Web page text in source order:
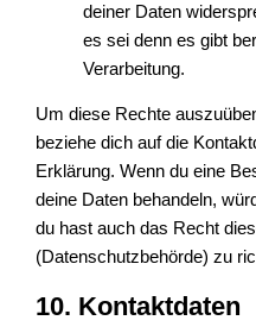
deiner Daten
es sei denn es gibt
Verarbeitung.
Um diese Rechte
beziehe dich auf die
Erklärung. Wenn du eine
deine Daten behandeln,
du hast auch das Recht
(Datenschutzbehörde) zu
10. Kontaktdaten